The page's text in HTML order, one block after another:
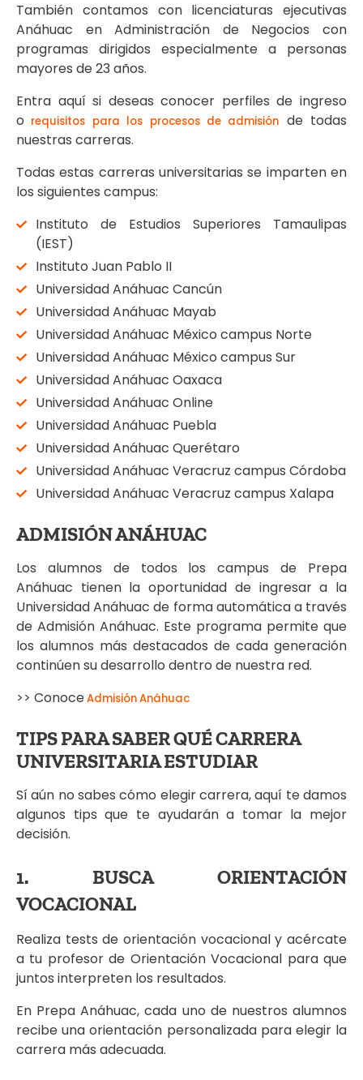
También contamos con licenciaturas ejecutivas
Anáhuac en Administración de Negocios con
programas dirigidos especialmente a personas
mayores de 23 años.
Entra aquí si deseas conocer perfiles de ingreso
o requisitos para los procesos de admisión de todas
nuestras carreras.
Todas estas carreras universitarias se imparten en
los siguientes campus:
Instituto de Estudios Superiores Tamaulipas
(IEST)
Instituto Juan Pablo II
Universidad Anáhuac Cancún
Universidad Anáhuac Mayab
Universidad Anáhuac México campus Norte
Universidad Anáhuac México campus Sur
Universidad Anáhuac Oaxaca
Universidad Anáhuac Online
Universidad Anáhuac Puebla
Universidad Anáhuac Querétaro
Universidad Anáhuac Veracruz campus Córdoba
Universidad Anáhuac Veracruz campus Xalapa
ADMISIÓN ANÁHUAC
Los alumnos de todos los campus de Prepa
Anáhuac tienen la oportunidad de ingresar a la
Universidad Anáhuac de forma automática a través
de Admisión Anáhuac. Este programa permite que
los alumnos más destacados de cada generación
continúen su desarrollo dentro de nuestra red.
>> ConoceAdmisión Anáhuac
TIPS PARA SABER QUÉ CARRERA
UNIVERSITARIA ESTUDIAR
Sí aún no sabes cómo elegir carrera, aquí te damos
algunos tips que te ayudarán a tomar la mejor
decisión.
1. BUSCA ORIENTACIÓN
VOCACIONAL
Realiza tests de orientación vocacional y acércate
a tu profesor de Orientación Vocacional para que
juntos interpreten los resultados.
En Prepa Anáhuac, cada uno de nuestros alumnos
recibe una orientación personalizada para elegir la
carrera más adecuada.